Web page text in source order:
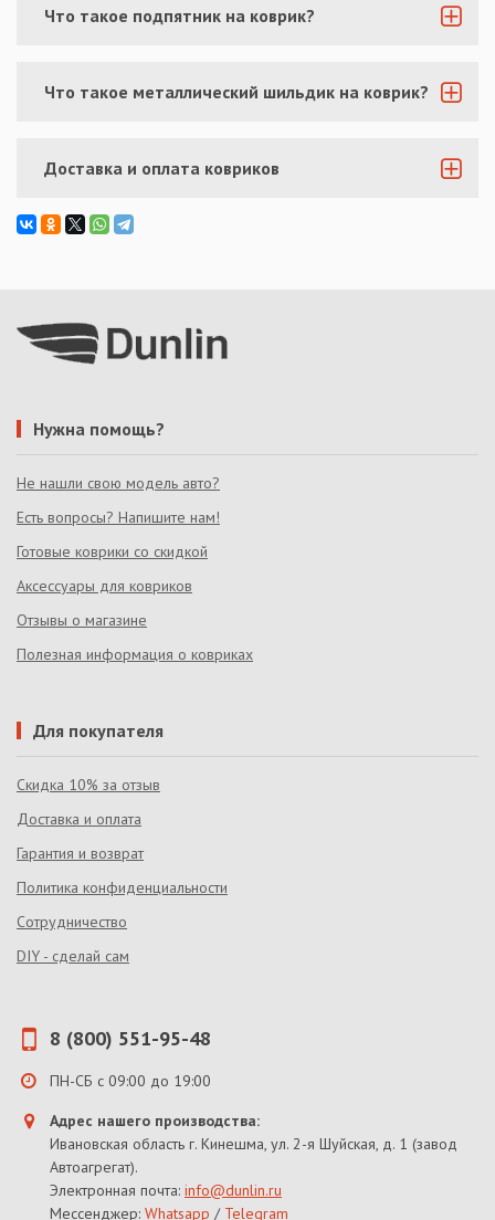
Что такое подпятник на коврик?
Что такое металлический шильдик на коврик?
Доставка и оплата ковриков
Нужна помощь?
Не нашли свою модель авто?
Есть вопросы? Напишите нам!
Готовые коврики со скидкой
Аксессуары для ковриков
Отзывы о магазине
Полезная информация о ковриках
Для покупателя
Скидка 10% за отзыв
Доставка и оплата
Гарантия и возврат
Политика конфиденциальности
Сотрудничество
DIY - сделай сам
8 (800) 551-95-48
ПН-СБ с 09:00 до 19:00
Адрес нашего производства:
Ивановская область г. Кинешма, ул. 2-я Шуйская, д. 1 (завод
Автоагрегат).
Электронная почта: info@dunlin.ru
Мессенджер: Whatsapp / Telegram